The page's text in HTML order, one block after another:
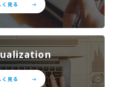
く見る
く見る